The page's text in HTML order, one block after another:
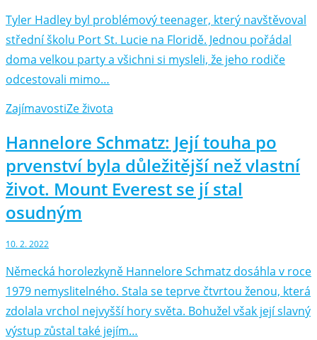
Tyler Hadley byl problémový teenager, který navštěvoval
střední školu Port St. Lucie na Floridě. Jednou pořádal
doma velkou party a všichni si mysleli, že jeho rodiče
odcestovali mimo…
ZajímavostiZe života
Hannelore Schmatz: Její touha po
prvenství byla důležitější než vlastní
život. Mount Everest se jí stal
osudným
10. 2. 2022
Německá horolezkyně Hannelore Schmatz dosáhla v roce
1979 nemyslitelného. Stala se teprve čtvrtou ženou, která
zdolala vrchol nejvyšší hory světa. Bohužel však její slavný
výstup zůstal také jejím…